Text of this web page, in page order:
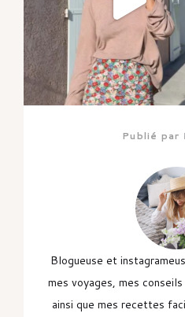
Publié par
Blogueuse et
mes voyages, mes
ainsi que mes recettes